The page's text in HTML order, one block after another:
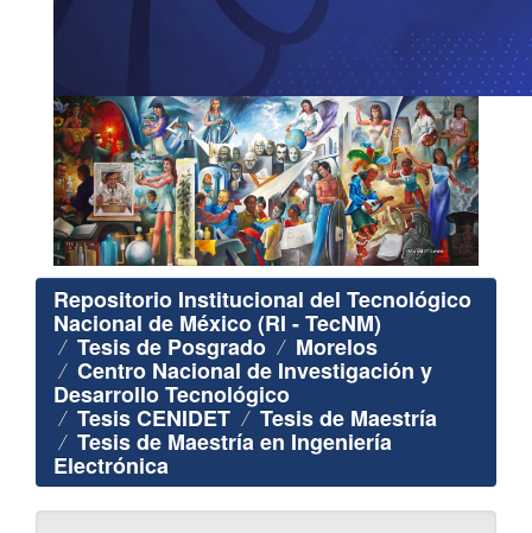
Repositorio Institucional del Tecnológico
Nacional de México (RI - TecNM)
Tesis de Posgrado Morelos
Centro Nacional de Investigación y
Desarrollo Tecnológico
Tesis CENIDET Tesis de Maestría
Tesis de Maestría en Ingeniería
Electrónica